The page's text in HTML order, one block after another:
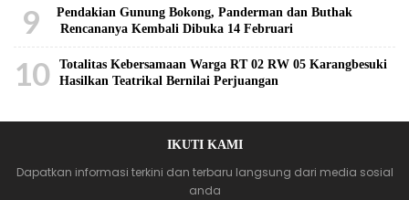
9
Pendakian Gunung Bokong, Panderman dan Buthak
Rencananya Kembali Dibuka 14 Februari
10
Totalitas Kebersamaan Warga RT 02 RW 05 Karangbesuki
Hasilkan Teatrikal Bernilai Perjuangan
IKUTI KAMI
Dapatkan informasi terkini dan terbaru langsung dari media sosial
anda